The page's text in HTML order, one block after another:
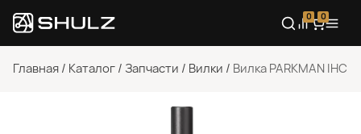
0 0
Главная / Каталог / Запчасти / Вилки / Вилка PARKMAN IHC